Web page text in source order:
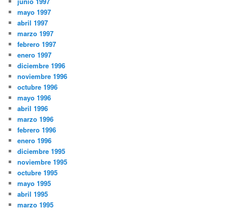
mayo 1997
abril 1997
marzo 1997
febrero 1997
enero 1997
diciembre 1996
noviembre 1996
octubre 1996
mayo 1996
abril 1996
marzo 1996
febrero 1996
enero 1996
diciembre 1995
noviembre 1995
octubre 1995
mayo 1995
abril 1995
marzo 1995